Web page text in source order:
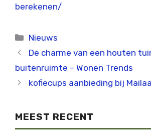
berekenen/
Categorieën
Nieuws
De charme van een houten
buitenruimte – Wonen Trends
kofiecups aanbieding bij
MEEST RECENT